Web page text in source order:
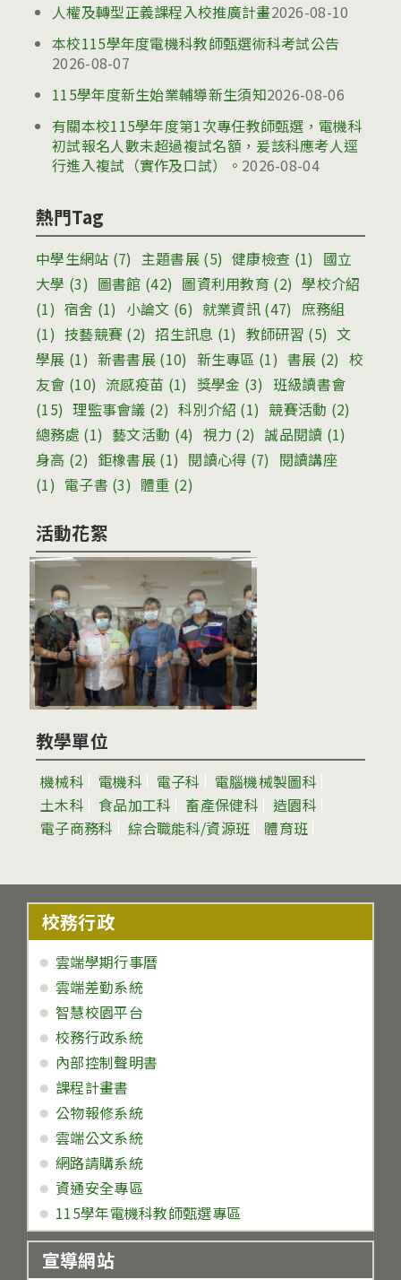
人權及轉型正義課程入校推廣計畫2026-08-10
本校115學年度電機科教師甄選術科考試公告
2026-08-07
115學年度新生始業輔導新生須知2026-08-06
有關本校115學年度第1次專任教師甄選，電機科
初試報名人數未超過複試名額，爰該科應考人逕
行進入複試（實作及口試）。 2026-08-04
熱門Tag
中學生網站 (7) 主題書展(5) 健康檢查 (1) 國立
大學 (3) 圖書館 (42) 圖資利用教育 (2) 學校介紹
(1) 宿舍 (1) 小論文 (6) 就業資訊 (47) 庶務組
(1) 技藝競賽 (2) 招生訊息 (1) 教師研習 (5) 文
學展 (1) 新書書展 (10) 新生專區 (1) 書展 (2) 校
友會 (10) 流感疫苗 (1) 獎學金 (3) 班級讀書會
(15) 理監事會議 (2) 科別介紹 (1) 競賽活動 (2)
總務處 (1) 藝文活動 (4) 視力 (2) 誠品閱讀 (1)
身高 (2) 鉅橡書展 (1) 閱讀心得 (7) 閱讀講座
(1) 電子書 (3) 體重 (2)
活動花絮
教學單位
機械科 電機科 電子科
電腦機械製圖科
土木科
食品加工科 畜產保健科
造園科
電子商務科
綜合職能科/資源班 體育班
校務行政
雲端學期行事曆
雲端差勤系統
智慧校園平台
校務行政系統
內部控制聲明書
課程計畫書
公物報修系統
雲端公文系統
網路請購系統
資通安全專區
115學年電機科教師甄選專區
宣導網站